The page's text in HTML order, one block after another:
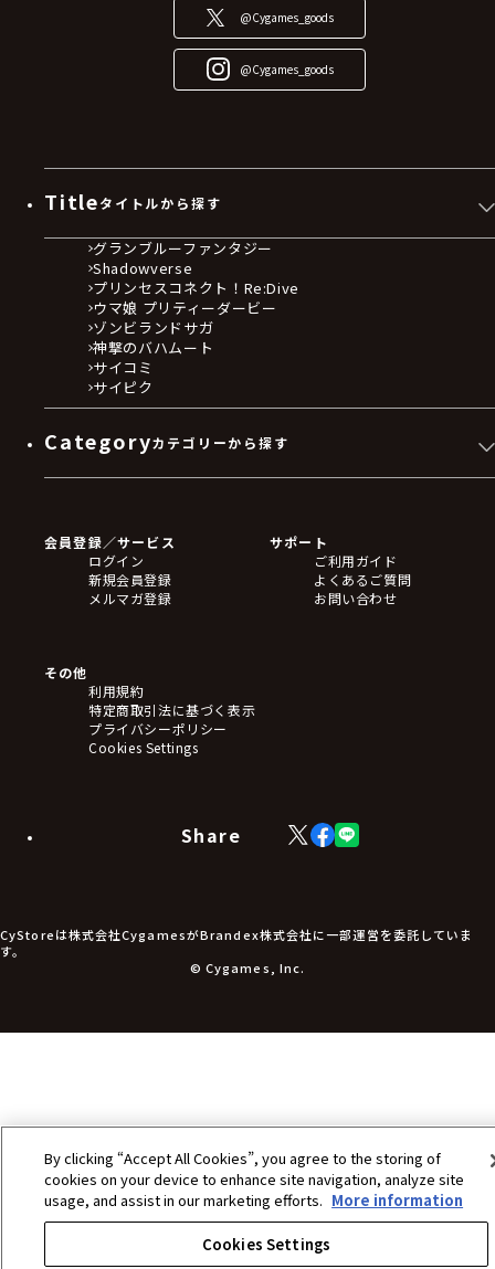
@Cygames_goods
@Cygames_goods
Titleタイトルから探す
グランブルーファンタジー
Shadowverse
プリンセスコネクト！Re:Dive
ウマ娘 プリティーダービー
ゾンビランドサガ
神撃のバハムート
サイコミ
サイピク
Categoryカテゴリーから探す
フィギュア
アクリルスタンド
バッジ
キーホルダー・ストラップ
ステッカー・シール・カード
タペストリー・ポスター
アームサポーター
ブレードホルダー
食品・飲料品
アパレル小物
アクセサリー
会員登録／サービス
ログイン
新規会員登録
メルマガ登録
サポート
ご利用ガイド
よくあるご質問
お問い合わせ
その他
利用規約
特定商取引法に基づく表示
プライバシーポリシー
Cookies Settings
Share
X
(Twitter)
Facebook
LINE
CyStoreは株式会社CygamesがBrandex株式会社に一部運営を委託していま
す。
© Cygames, Inc.
By clicking “Accept All Cookies”, you agree to the storing of
cookies on your device to enhance site navigation, analyze site
usage, and assist in our marketing efforts. More information
Cookies Settings